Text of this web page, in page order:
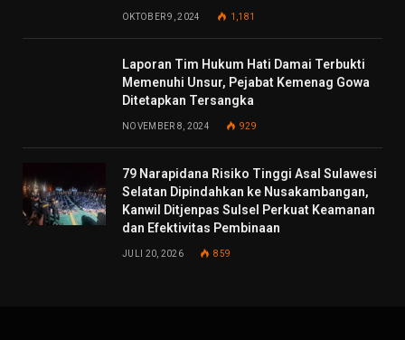
OKTOBER 9, 2024 1,181
Laporan Tim Hukum Hati Damai Terbukti
Memenuhi Unsur, Pejabat Kemenag Gowa
Ditetapkan Tersangka
NOVEMBER 8, 2024 929
79 Narapidana Risiko Tinggi Asal Sulawesi
Selatan Dipindahkan ke Nusakambangan,
Kanwil Ditjenpas Sulsel Perkuat Keamanan
dan Efektivitas Pembinaan
JULI 20, 2026 859